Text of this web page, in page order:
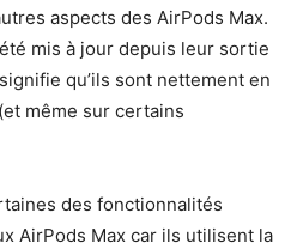
aspects des AirPods Max.
mis à jour depuis leur sortie
qu’ils sont nettement en
même sur certains
des fonctionnalités
AirPods Max car ils utilisent la